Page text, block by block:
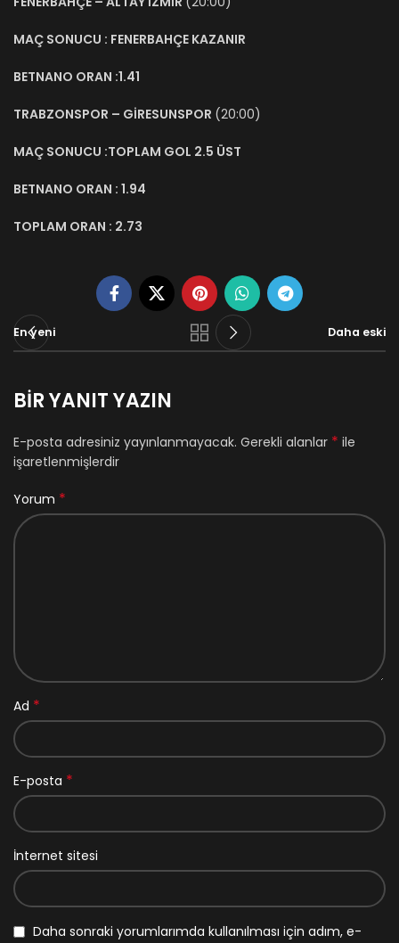
MAÇ SONUCU : FENERBAHÇE KAZANIR
BETNANO ORAN :1.41
TRABZONSPOR – GİRESUNSPOR (20:00)
MAÇ SONUCU :TOPLAM GOL 2.5 ÜST
BETNANO ORAN : 1.94
TOPLAM ORAN : 2.73
En yeni Daha eski
BIR YANIT YAZIN
E-posta adresiniz yayınlanmayacak. Gerekli alanlar * ile
işaretlenmişlerdir
Yorum *
Ad *
E-posta *
İnternet sitesi
Daha sonraki yorumlarımda kullanılması için adım, e-